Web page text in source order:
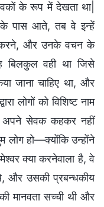
के रूप में देखता था|
पास आते, तब वे इन्हें
करने, और उनके वचन के
बिलकुल वही था जिसे
जाना चाहिए था, और
लोगों को विशिष्ट नाम
अपने सेवक कहकर नहीं
हो—क्योंकि उन्होंने
क्या करनेवाला है, वे
और उसकी प्रबन्धकीय
मानवता सच्ची थी और